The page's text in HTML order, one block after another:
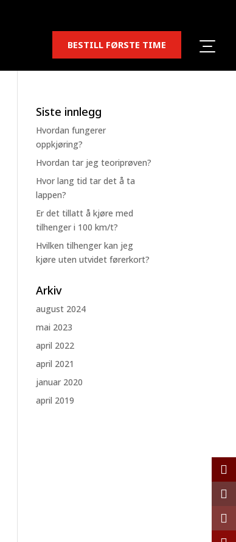
BESTILL FØRSTE TIME
Siste innlegg
Hvordan fungerer
oppkjøring?
Hvordan tar jeg teoriprøven?
Hvor lang tid tar det å ta
lappen?
Er det tillatt å kjøre med
tilhenger i 100 km/t?
Hvilken tilhenger kan jeg
kjøre uten utvidet førerkort?
Arkiv
august 2024
mai 2023
april 2022
april 2021
januar 2020
april 2019